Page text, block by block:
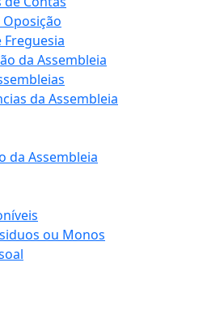
Freguesia
da Assembleia
da Assembleia
da Assembleia
ou Monos